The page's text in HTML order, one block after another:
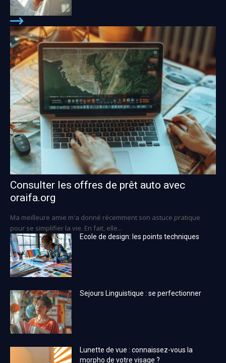
Consulter les offres de prêt auto avec
oraifa.org
Ma meilleure amie m'a donné récemment son astuce pratique
pour se simplifier la vie. En fait, elle...
Ecole de design: les points techniques
Sejours Linguistique : se perfectionner
Lunette de vue : connaissez-vous la
morpho de votre visage ?